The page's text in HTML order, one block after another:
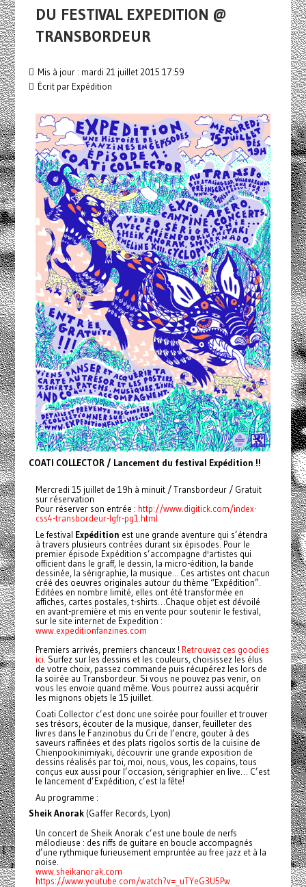
DU FESTIVAL EXPEDITION @
TRANSBORDEUR
Mis à jour : mardi 21 juillet 2015 17:59
Écrit par Expédition
COATI COLLECTOR / Lancement du festival Expédition !!
Mercredi 15 juillet de 19h à minuit / Transbordeur / Gratuit
sur réservation
Pour réserver son entrée : http://www.digitick.com/index-
css4-transbordeur-lgfr-pg1.html
Le festival Expédition est une grande aventure qui s’étendra
à travers plusieurs contrées durant six épisodes. Pour le
premier épisode Expédition s’accompagne d'artistes qui
officient dans le graff, le dessin, la micro-édition, la bande
dessinée, la sérigraphie, la musique... Ces artistes ont chacun
créé des oeuvres originales autour du thème “Expédition”.
Editées en nombre limité, elles ont été transformée en
affiches, cartes postales, t-shirts…Chaque objet est dévoilé
en avant-première et mis en vente pour soutenir le festival,
sur le site internet de Expedition :
www.expeditionfanzines.com
Premiers arrivés, premiers chanceux ! Retrouvez ces goodies
ici . Surfez sur les dessins et les couleurs, choisissez les élus
de votre choix, passez commande puis récupérez les lors de
la soirée au Transbordeur. Si vous ne pouvez pas venir, on
vous les envoie quand même. Vous pourrez aussi acquérir
les mignons objets le 15 juillet.
Coati Collector c’est donc une soirée pour fouiller et trouver
ses trésors, écouter de la musique, danser, feuilleter des
livres dans le Fanzinobus du Cri de l’encre, gouter à des
saveurs raffinées et des plats rigolos sortis de la cuisine de
Chienpookinimiyaki, découvrir une grande exposition de
dessins réalisés par toi, moi, nous, vous, les copains, tous
conçus eux aussi pour l’occasion, sérigraphier en live… C’est
le lancement d’Expédition, c’est la fête!
Au programme :
Sheik Anorak(Gaffer Records, Lyon)
Un concert de Sheik Anorak c’est une boule de nerfs
mélodieuse : des riffs de guitare en boucle accompagnés
d’une rythmique furieusement empruntée au free jazz et à la
noise.
www.sheikanorak.com
https://www.youtube.com/watch?v=_uTYeG3U5Pw